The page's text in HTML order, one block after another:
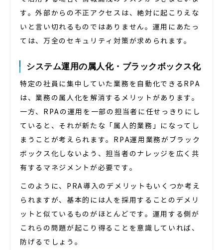
す。外部からの不正アクセスは、絶対に起こりえな
いと言い切れるものではありません。運用にあたっ
ては、万全のセキュリティ対策が求められます。
システム運用の属人化・ブラックボックス化
特定の社員に集中していた業務を自動化できるRPA
は、業務の属人化を解消するメリットがあります。
一方、RPAの運用を一部の担当者に任せっきりにし
ていると、それが新たな「属人的業務」になってし
まうことが考えられます。RPA運用業務がブラック
ボックス化しないよう、担当者のナレッジを広く共
有するマネジメントが必要です。
このように、PRA導入のデメリットもいくつか考え
られますが、基本的には人を採用することのデメリ
ットと似ているものがほとんどです。運用する側が
これらの問題が起こり得ることを意識していれば、
防げるでしょう。